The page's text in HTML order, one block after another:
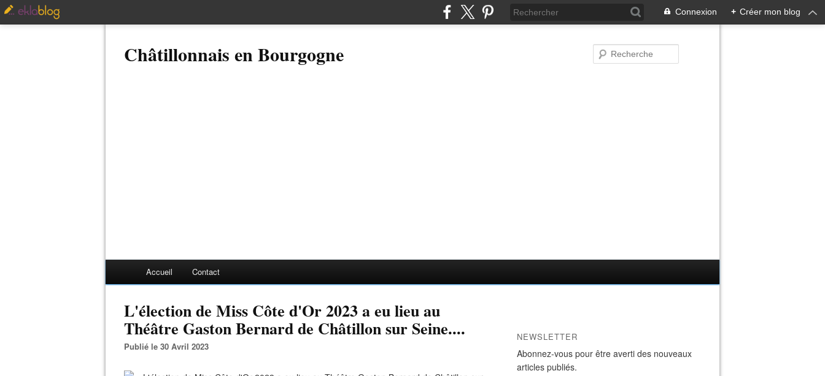
Connexion + Créer mon blog
Châtillonnais en Bourgogne
Accueil Contact
L'élection de Miss Côte d'Or 2023 a eu lieu au
Théâtre Gaston Bernard de Châtillon sur Seine....
Publié le 30 Avril 2023
NEWSLETTER
Abonnez-vous pour être averti des nouveaux
articles publiés.